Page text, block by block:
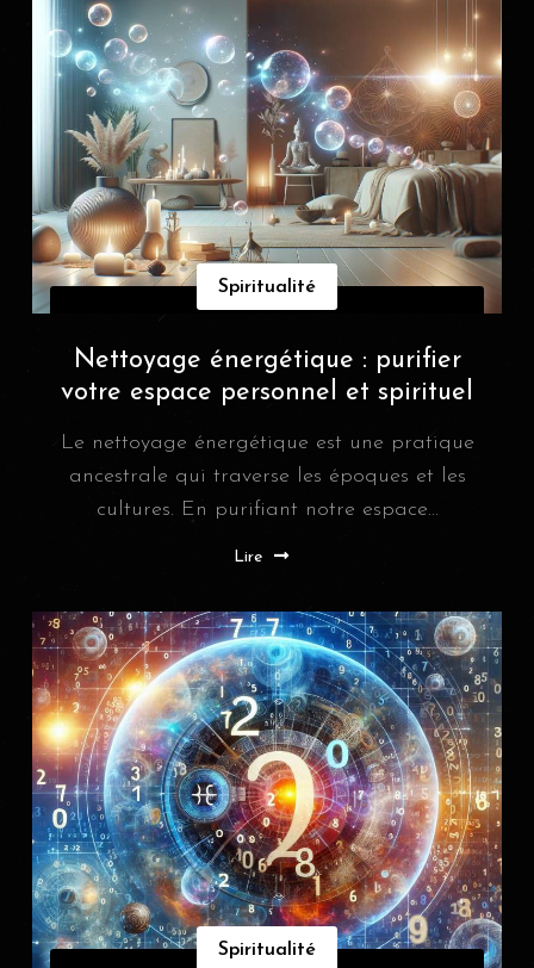
Spiritualité
Nettoyage énergétique : purifier
votre espace personnel et spirituel
Le nettoyage énergétique est une pratique
ancestrale qui traverse les époques et les
cultures. En purifiant notre espace...
Lire
Spiritualité